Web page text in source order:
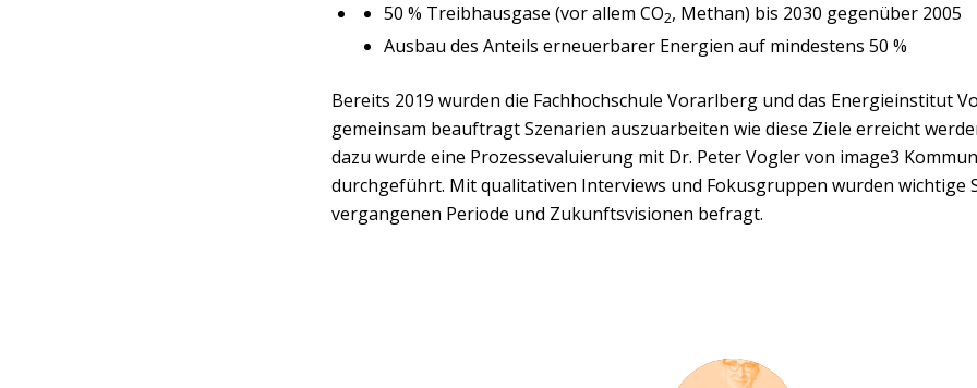
50 % Treibhausgase (vor allem CO2, Methan) bis 2030 gegenüber 2005
Ausbau des Anteils erneuerbarer Energien auf mindestens 50 %
Bereits 2019 wurden die Fachhochschule Vorarlberg und das Energieinstitut
gemeinsam beauftragt Szenarien auszuarbeiten wie diese Ziele erreicht
dazu wurde eine Prozessevaluierung mit Dr. Peter Vogler von image3
durchgeführt. Mit qualitativen Interviews und Fokusgruppen wurden wichtige
vergangenen Periode und Zukunftsvisionen befragt.